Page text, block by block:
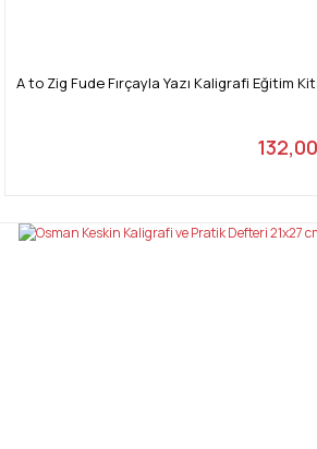
A to Zig Fude Fırçayla Yazı Kaligrafi Eğitim